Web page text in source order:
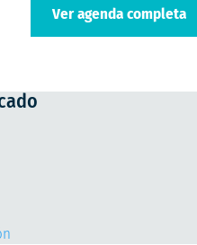
Ver agenda completa